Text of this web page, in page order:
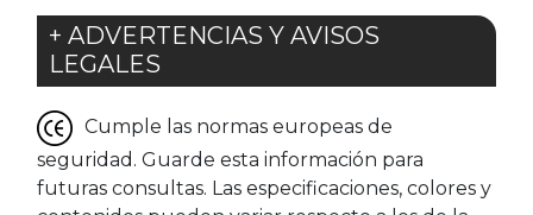
+ ADVERTENCIAS Y AVISOS
LEGALES
Cumple las normas europeas de
seguridad. Guarde esta información para
futuras consultas. Las especificaciones, colores y